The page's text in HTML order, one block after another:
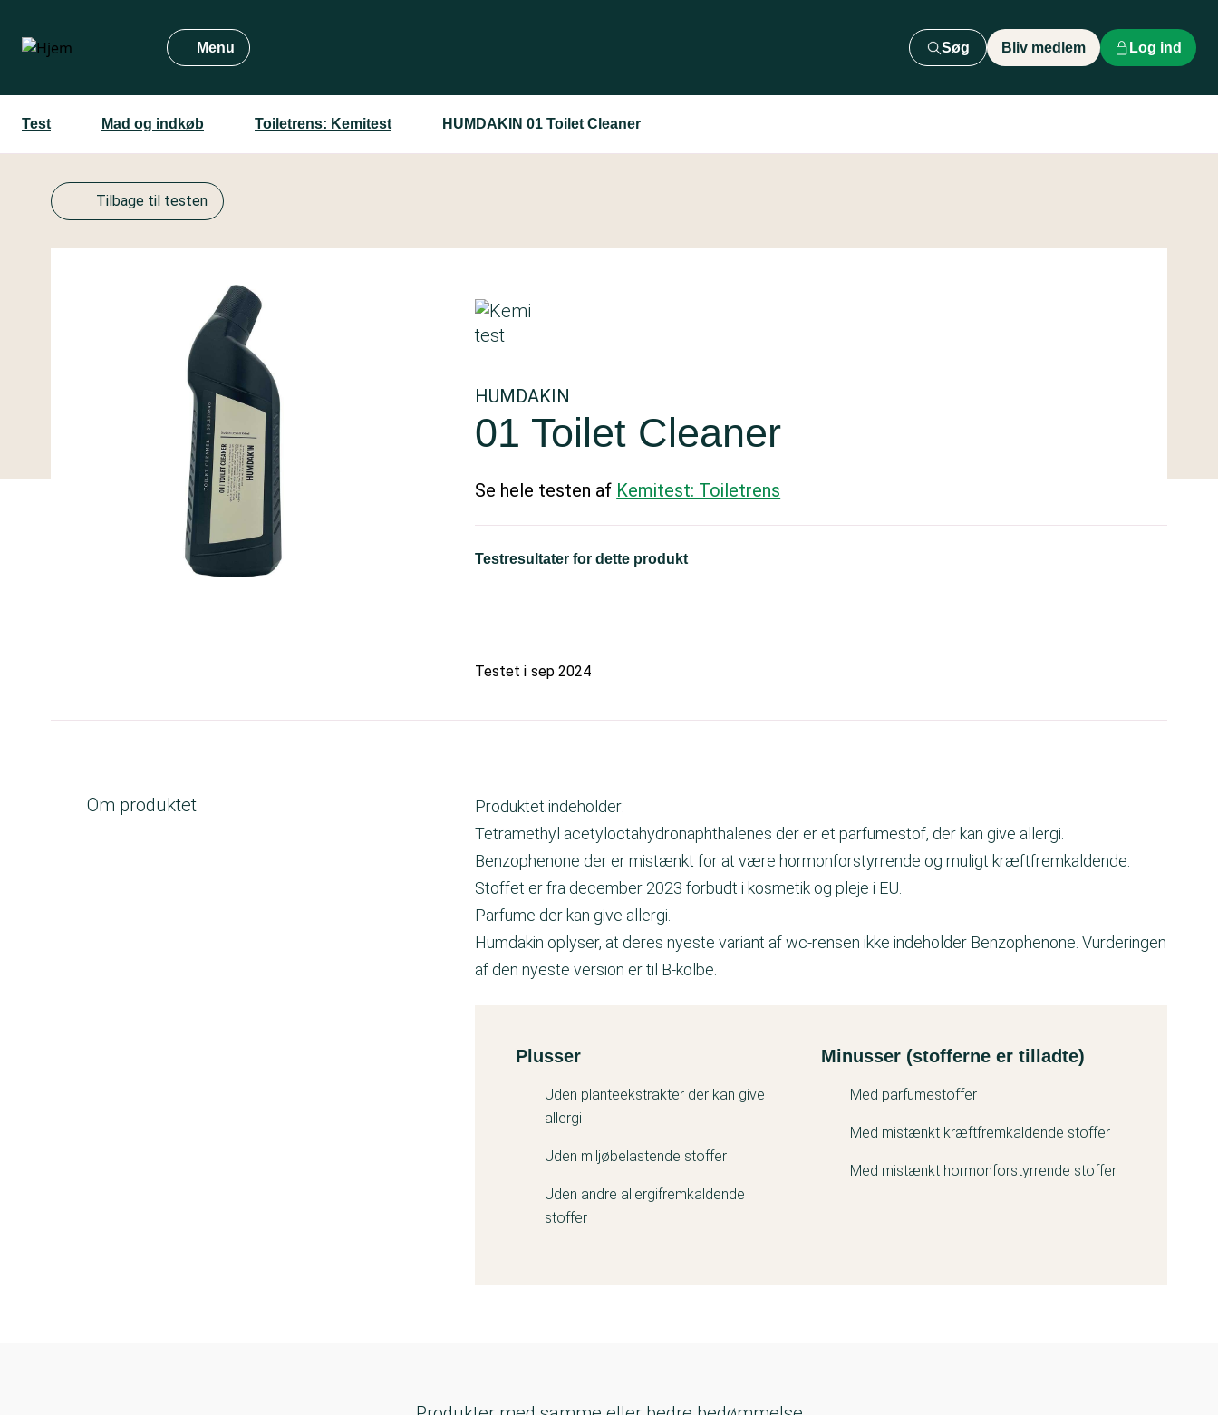
hovedindhold
Menu Søg Bliv medlem Log ind
Test Mad og indkøb Toiletrens: Kemitest HUMDAKIN 01 Toilet Cleaner
Tilbage til testen
HUMDAKIN
01 Toilet Cleaner
Se hele testen af Kemitest: Toiletrens
Testresultater for dette produkt
Testet i sep 2024
Om produktet
Produktet indeholder:
Tetramethyl acetyloctahydronaphthalenes der er et parfumestof, der kan give allergi.
Benzophenone der er mistænkt for at være hormonforstyrrende og muligt kræftfremkaldende.
Stoffet er fra december 2023 forbudt i kosmetik og pleje i EU.
Parfume der kan give allergi.
Humdakin oplyser, at deres nyeste variant af wc-rensen ikke indeholder Benzophenone. Vurderingen
af den nyeste version er til B-kolbe.
Kemitest
Plusser Minusser (stofferne er tilladte)
Uden planteekstrakter der kan give
allergi
Uden miljøbelastende stoffer
Uden andre allergifremkaldende
stoffer
Med parfumestoffer
Med mistænkt kræftfremkaldende stoffer
Med mistænkt hormonforstyrrende stoffer